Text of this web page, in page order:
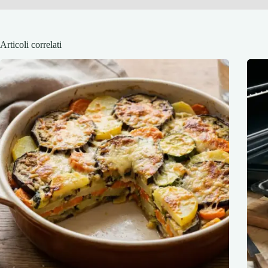
Articoli correlati